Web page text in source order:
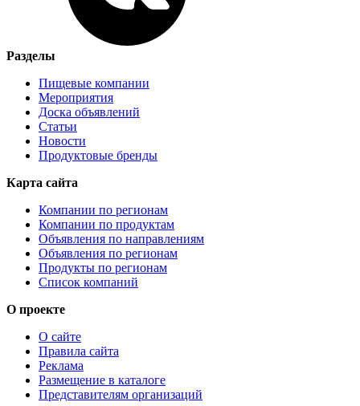
Разделы
Пищевые компании
Мероприятия
Доска объявлений
Статьи
Новости
Продуктовые бренды
Карта сайта
Компании по регионам
Компании по продуктам
Объявления по направлениям
Объявления по регионам
Продукты по регионам
Список компаний
О проекте
О сайте
Правила сайта
Реклама
Размещение в каталоге
Представителям организаций